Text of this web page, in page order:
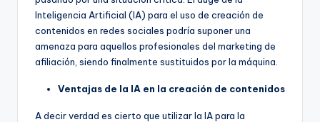
Inteligencia Artificial (IA) para el uso de creación de
contenidos en redes sociales podría suponer una
amenaza para aquellos profesionales del marketing de
afiliación, siendo finalmente sustituidos por la máquina.
Ventajas de la IA en la creación de contenidos
A decir verdad es cierto que utilizar la IA para la